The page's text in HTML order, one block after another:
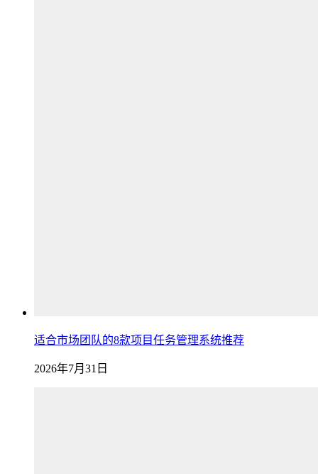
适合市场团队的8款项目任务管理系统推荐
2026年7月31日